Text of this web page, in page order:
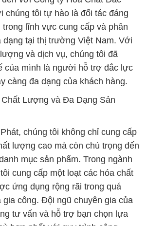
của mình là người hỗ trợ đắc lực
càng đa dạng của khách hàng.
Lượng và Đa Dạng Sản
chúng tôi không chỉ cung cấp
lượng cao mà còn chú trọng đến
mục sản phẩm. Trong ngành
cung cấp một loạt các hóa chất
ứng dụng rộng rãi trong quá
gia công. Đội ngũ chuyên gia của
tư vấn và hỗ trợ bạn chọn lựa
hợp nhất với quy trình công
Đảm Bảo và An Toàn Sản